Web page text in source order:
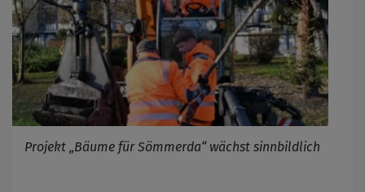
Projekt „Bäume für Sömmerda“ wächst sinnbildlich